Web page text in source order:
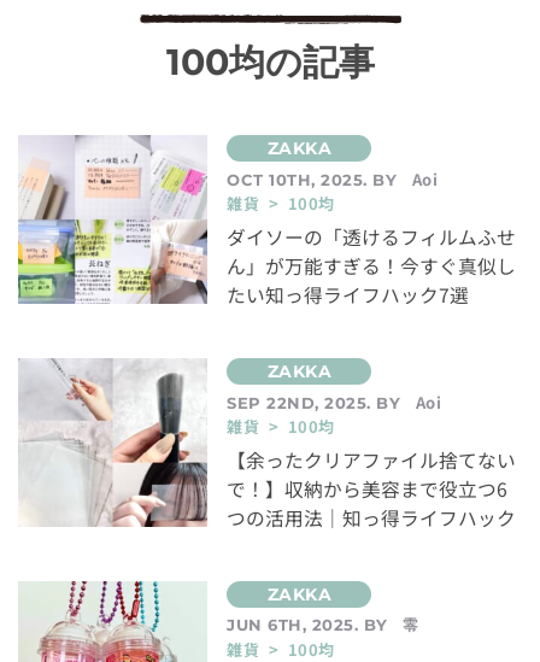
100均の記事
OCT 10TH, 2025. BY
Aoi
雑貨 > 100均
ダイソーの「透けるフィルムふせ
ん」が万能すぎる！今すぐ真似し
たい知っ得ライフハック7選
SEP 22ND, 2025. BY
Aoi
雑貨 > 100均
【余ったクリアファイル捨てない
で！】収納から美容まで役立つ6
つの活用法｜知っ得ライフハック
JUN 6TH, 2025. BY
零
雑貨 > 100均